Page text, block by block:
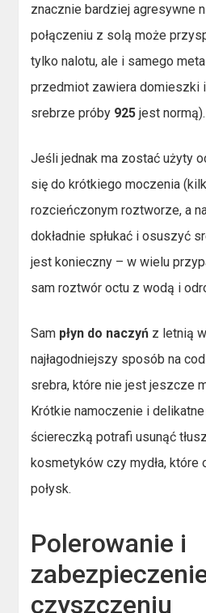
znacznie bardziej agresywne
połączeniu z solą może
tylko nalotu, ale i samego
przedmiot zawiera domieszki
srebrze próby 925 jest normą).
Jeśli jednak ma zostać użyty
się do krótkiego moczenia
rozcieńczonym roztworze, a
dokładnie spłukać i osuszyć
jest konieczny – w wielu
sam roztwór octu z wodą i
Sam płyn do naczyń z letnią
najłagodniejszy sposób na
srebra, które nie jest jeszcze
Krótkie namoczenie i
ściereczką potrafi usunąć
kosmetyków czy mydła,
połysk.
Polerowanie i
czyszczeniu